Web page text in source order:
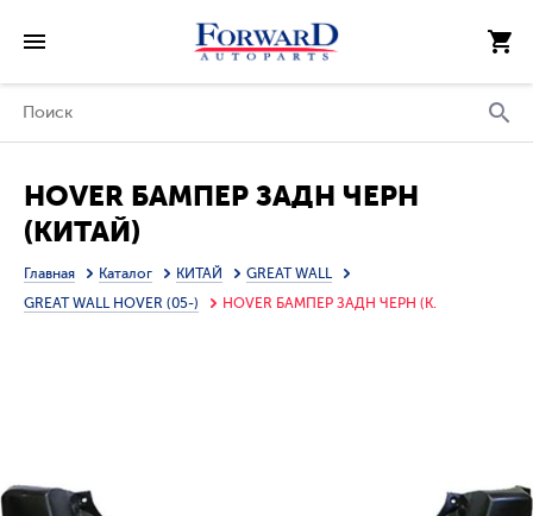
HOVER БАМПЕР ЗАДН ЧЕРН
(КИТАЙ)
Главная Каталог КИТАЙ
GREAT WALL
GREAT WALL HOVER (05-)
HOVER БАМПЕР ЗАДН ЧЕРН (К.